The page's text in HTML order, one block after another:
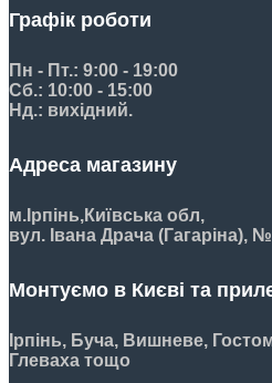
Графік роботи
Пн - Пт.: 9:00 - 19:00
Сб.: 10:00 - 15:00
Нд.: вихідний.
Адреса магазину
м.Ірпінь,Київська обл,
вул. Івана Драча (Гагаріна),
Монтуємо в Києві та
Ірпінь, Буча, Вишневе,
Глеваха тощо